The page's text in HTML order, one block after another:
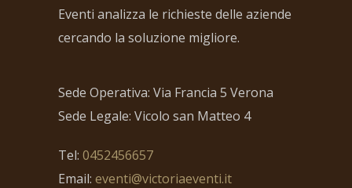
Eventi analizza le richieste delle aziende
cercando la soluzione migliore.
Sede Operativa: Via Francia 5 Verona
Sede Legale: Vicolo san Matteo 4
Tel: 0452456657
Email: eventi@victoriaeventi.it